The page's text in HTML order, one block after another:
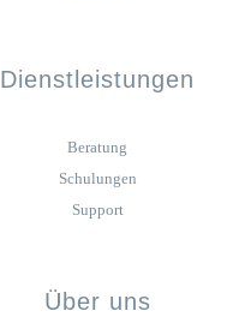
Dienstleistungen
Beratung
Schulungen
Support
Über uns